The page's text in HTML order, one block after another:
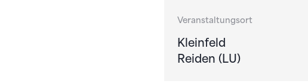
Veranstaltungsort
Kleinfeld
Reiden (LU)